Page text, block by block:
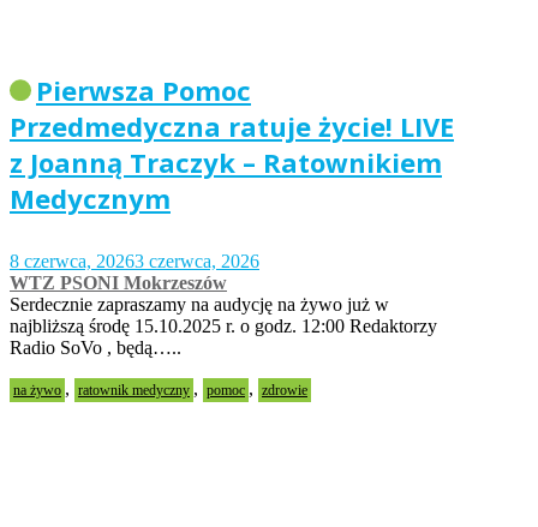
Pierwsza Pomoc
Przedmedyczna ratuje życie! LIVE
z Joanną Traczyk – Ratownikiem
Medycznym
8 czerwca, 20263 czerwca, 2026
WTZ PSONI Mokrzeszów
Serdecznie zapraszamy na audycję na żywo już w
najbliższą środę 15.10.2025 r. o godz. 12:00 Redaktorzy
Radio SoVo , będą…..
na żywo , ratownik medyczny , pomoc , zdrowie